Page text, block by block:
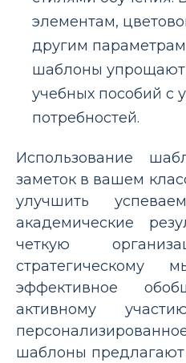
элементам,
другим
шаблоны
учебных пособий с
потребностей.
Использование
заметок в вашем
улучшить
академические
четкую
стратегическому
эффективное
активному
шаблоны